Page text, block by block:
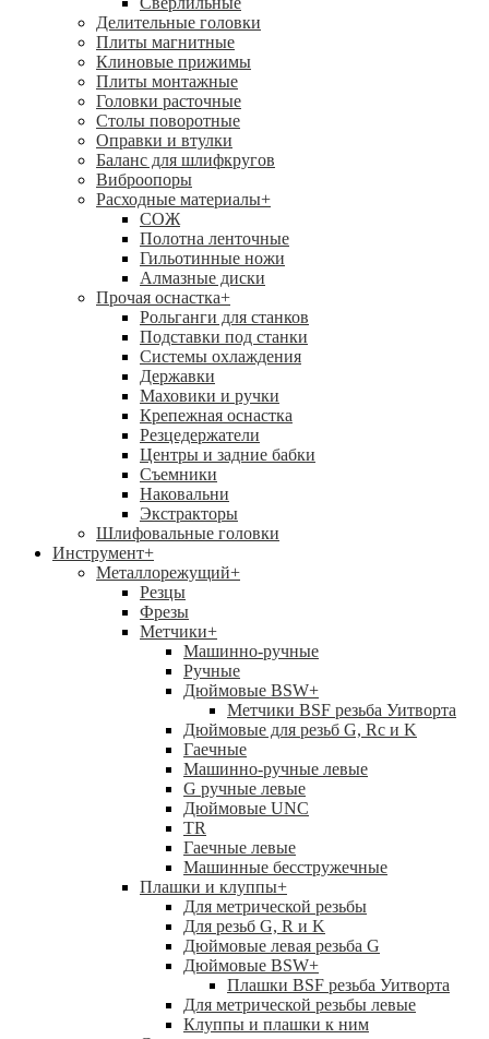
Делительные головки
Плиты магнитные
Клиновые прижимы
Плиты монтажные
Головки расточные
Столы поворотные
Оправки и втулки
Баланс для шлифкругов
Виброопоры
Расходные материалы+
СОЖ
Полотна ленточные
Гильотинные ножи
Алмазные диски
Прочая оснастка+
Рольганги для станков
Подставки под станки
Системы охлаждения
Державки
Маховики и ручки
Крепежная оснастка
Резцедержатели
Центры и задние бабки
Съемники
Наковальни
Экстракторы
Шлифовальные головки
Инструмент+
Металлорежущий+
Резцы
Фрезы
Метчики+
Машинно-ручные
Ручные
Дюймовые BSW+
Метчики BSF резьба Уитворта
Дюймовые для резьб G, Rc и K
Гаечные
Машинно-ручные левые
G ручные левые
Дюймовые UNC
TR
Гаечные левые
Машинные бесстружечные
Плашки и клуппы+
Для метрической резьбы
Для резьб G, R и K
Дюймовые левая резьба G
Дюймовые BSW+
Плашки BSF резьба Уитворта
Для метрической резьбы левые
Клуппы и плашки к ним